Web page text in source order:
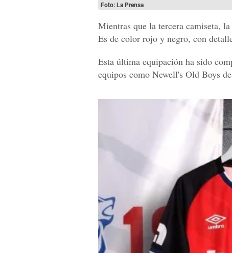
Foto: La Prensa
Mientras que la tercera camiseta,
Es de color rojo y negro, con
Esta última equipación ha sido
equipos como Newell's Old Boys